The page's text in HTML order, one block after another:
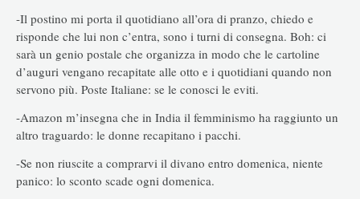
-Il postino mi porta il quotidiano all’ora di pranzo, chiedo e
risponde che lui non c’entra, sono i turni di consegna. Boh: ci
sarà un genio postale che organizza in modo che le cartoline
d’auguri vengano recapitate alle otto e i quotidiani quando non
servono più. Poste Italiane: se le conosci le eviti.
-Amazon m’insegna che in India il femminismo ha raggiunto un
altro traguardo: le donne recapitano i pacchi.
-Se non riuscite a comprarvi il divano entro domenica, niente
panico: lo sconto scade ogni domenica.